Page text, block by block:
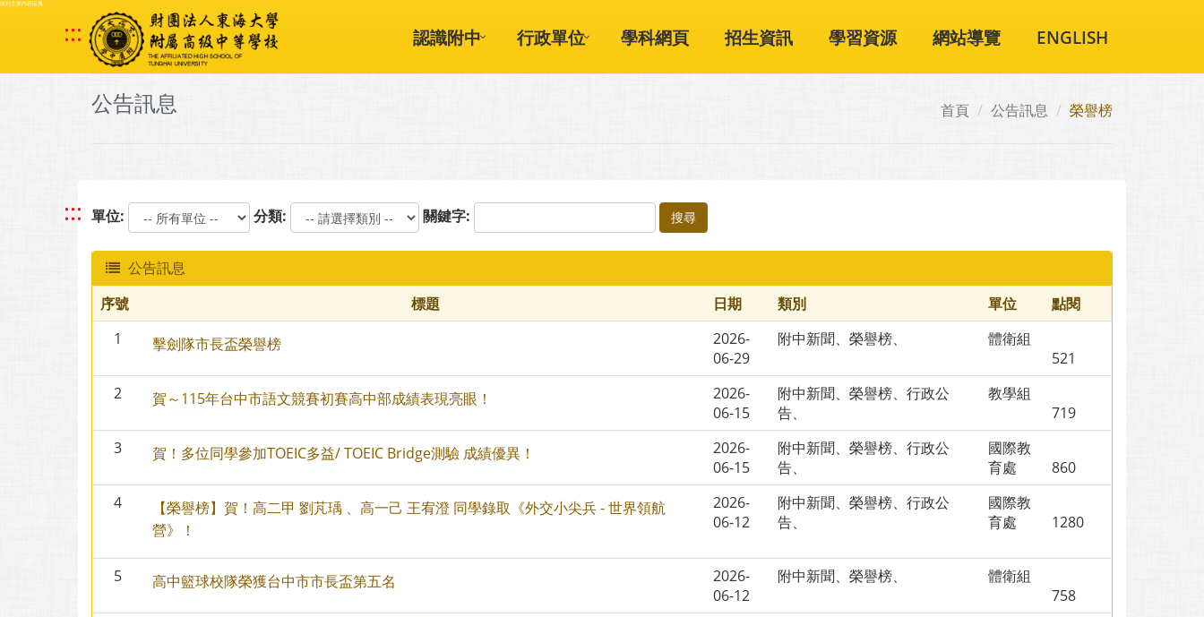
跳到主要內容區塊
::: 認識附中 行政單位 學科網頁 招生資訊 學習資源 網站導覽 ENGLISH
公告訊息 首頁 公告訊息 榮譽榜
::: 單位: 分類: 關鍵字: 搜尋
公告訊息
序號
標題 日期 類別 單位
點閱
1
擊劍隊市長盃榮譽榜
2026-
06-29
附中新聞、榮譽榜、
體衛組
521
2
賀～115年台中市語文競賽初賽高中部成績表現亮眼！
2026-
06-15
附中新聞、榮譽榜、行政公
告、
教學組
719
3
賀！多位同學參加TOEIC多益/ TOEIC Bridge測驗 成績優異！
2026-
06-15
附中新聞、榮譽榜、行政公
告、
國際教
育處
860
4
【榮譽榜】賀！高二甲 劉芃瑀 、高一己 王宥澄 同學錄取《外交小尖兵 - 世界領航
營》！
2026-
06-12
附中新聞、榮譽榜、行政公
告、
國際教
育處
1280
5 高中籃球校隊榮獲台中市市長盃第五名
2026-
06-12
附中新聞、榮譽榜、
體衛組
758